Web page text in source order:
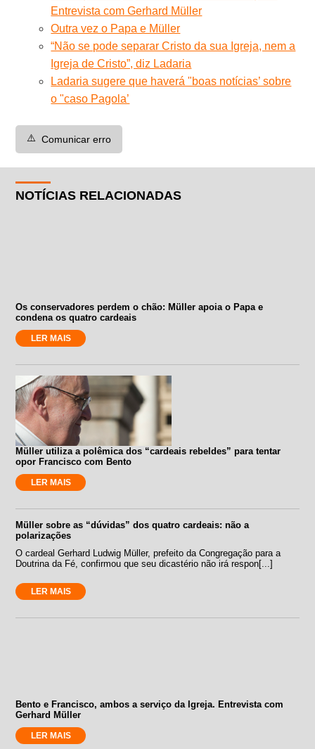
Entrevista com Gerhard Müller
Outra vez o Papa e Müller
“Não se pode separar Cristo da sua Igreja, nem a
Igreja de Cristo”, diz Ladaria
Ladaria sugere que haverá "boas notícias’ sobre
o "caso Pagola’
⚠️ Comunicar erro
NOTÍCIAS RELACIONADAS
Os conservadores perdem o chão: Müller apoia o Papa e
condena os quatro cardeais
LER MAIS
Müller utiliza a polêmica dos “cardeais rebeldes” para tentar
opor Francisco com Bento
LER MAIS
Müller sobre as “dúvidas” dos quatro cardeais: não a
polarizações
O cardeal Gerhard Ludwig Müller, prefeito da Congregação para a
Doutrina da Fé, confirmou que seu dicastério não irá respon[...]
LER MAIS
Bento e Francisco, ambos a serviço da Igreja. Entrevista com
Gerhard Müller
LER MAIS